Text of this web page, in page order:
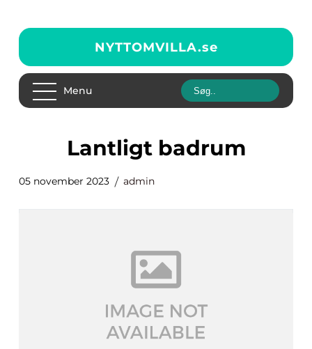
NYTTOMVILLA.se
Menu
lantligt badrum
05 november 2023 admin